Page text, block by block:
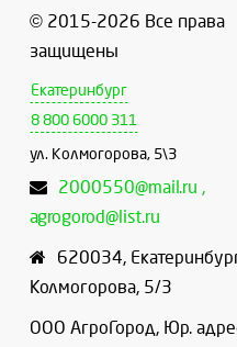
© 2015-2026 Все права
защищены
Екатеринбург
8 800 6000 311
ул. Колмогорова, 5\3
2000550@mail.ru ,
agrogorod@list.ru
620034,
Колмогорова, 5/3
ООО АгроГород, Юр.